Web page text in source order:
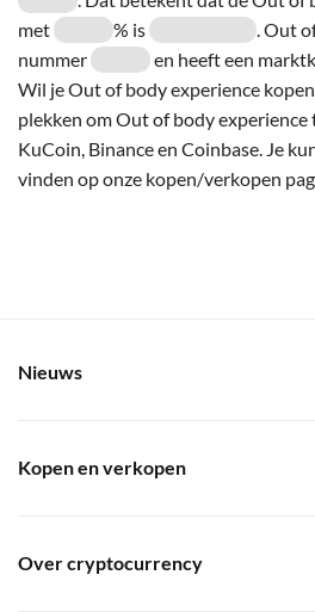
met
% is
. Out
nummer
en heeft een
Wil je Out of body experience
plekken om Out of body
KuCoin, Binance en Coinbase. Je
vinden op onze kopen/verkopen
Nieuws
Kopen en verkopen
Over cryptocurrency